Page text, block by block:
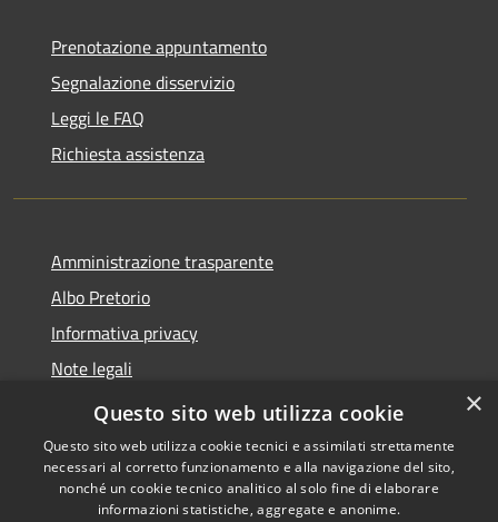
Prenotazione appuntamento
Segnalazione disservizio
Leggi le FAQ
Richiesta assistenza
Amministrazione trasparente
Albo Pretorio
Informativa privacy
Note legali
Dichiarazione di accessibilità
Copyright © 2026 • Comune di
×
Questo sito web utilizza cookie
Questo sito web utilizza cookie tecnici e assimilati strettamente
necessari al corretto funzionamento e alla navigazione del sito,
nonché un cookie tecnico analitico al solo fine di elaborare
informazioni statistiche, aggregate e anonime.